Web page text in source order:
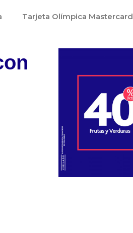
Tarjeta Olímpica Mastercard